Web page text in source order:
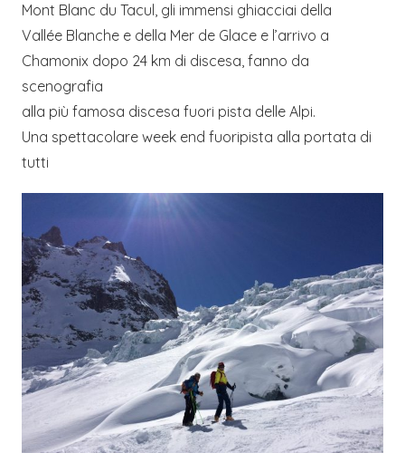
Mont Blanc du Tacul, gli immensi ghiacciai della
Vallée Blanche e della Mer de Glace e l’arrivo a
Chamonix dopo 24 km di discesa, fanno da
scenografia
alla più famosa discesa fuori pista delle Alpi.
Una spettacolare week end fuoripista alla portata di
tutti